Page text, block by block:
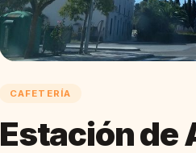
CAFETERÍA
Estación de